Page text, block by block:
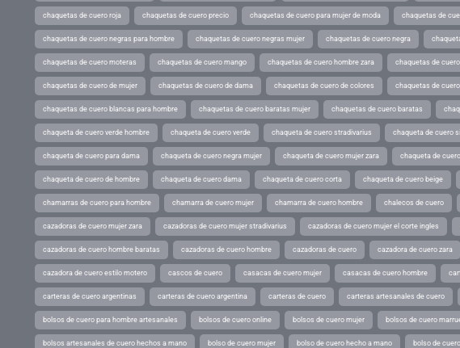
chaquetas de cuero roja chaquetas de cuero precio chaquetas de cuero para mujer de moda chaquetas de
chaquetas de cuero negras para hombre chaquetas de cuero negras mujer chaquetas de cuero negra
chaquetas de cuero moteras chaquetas de cuero mango chaquetas de cuero hombre zara chaquetas de
chaquetas de cuero de mujer chaquetas de cuero de dama chaquetas de cuero de colores chaquetas de
chaquetas de cuero blancas para hombre chaquetas de cuero baratas mujer chaquetas de cuero baratas
chaqueta de cuero verde hombre chaqueta de cuero verde chaqueta de cuero stradivarius chaqueta de cuero
chaqueta de cuero para dama chaqueta de cuero negra mujer chaqueta de cuero mujer zara chaqueta de
chaqueta de cuero de hombre chaqueta de cuero dama chaqueta de cuero corta chaqueta de cuero beige
chamarras de cuero para hombre chamarra de cuero mujer chamarra de cuero hombre chalecos de cuero
cazadoras de cuero mujer zara cazadoras de cuero mujer stradivarius cazadoras de cuero mujer el corte ingles
cazadoras de cuero hombre baratas cazadoras de cuero hombre cazadoras de cuero cazadora de cuero zara
cazadora de cuero estilo motero cascos de cuero casacas de cuero mujer casacas de cuero hombre
carteras de cuero argentinas carteras de cuero argentina carteras de cuero carteras artesanales de cuero
bolsos de cuero para hombre artesanales bolsos de cuero online bolsos de cuero mujer bolsos de cuero
bolsos artesanales de cuero hechos a mano bolso de cuero mujer bolso de cuero hecho a mano bolso de cuero